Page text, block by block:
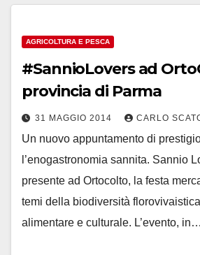
AGRICOLTURA E PESCA
#SannioLovers ad
provincia di Parma
31 MAGGIO 2014 CARLO
Un nuovo appuntamento di
l’enogastronomia sannita. Sannio
presente ad Ortocolto, la festa
temi della biodiversità
alimentare e culturale. L’evento, in…